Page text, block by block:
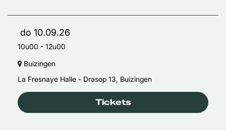
do 10.09.26
10u00 - 12u00
Buizingen
La Fresnaye Halle - Drasop 13, Buizingen
Tickets